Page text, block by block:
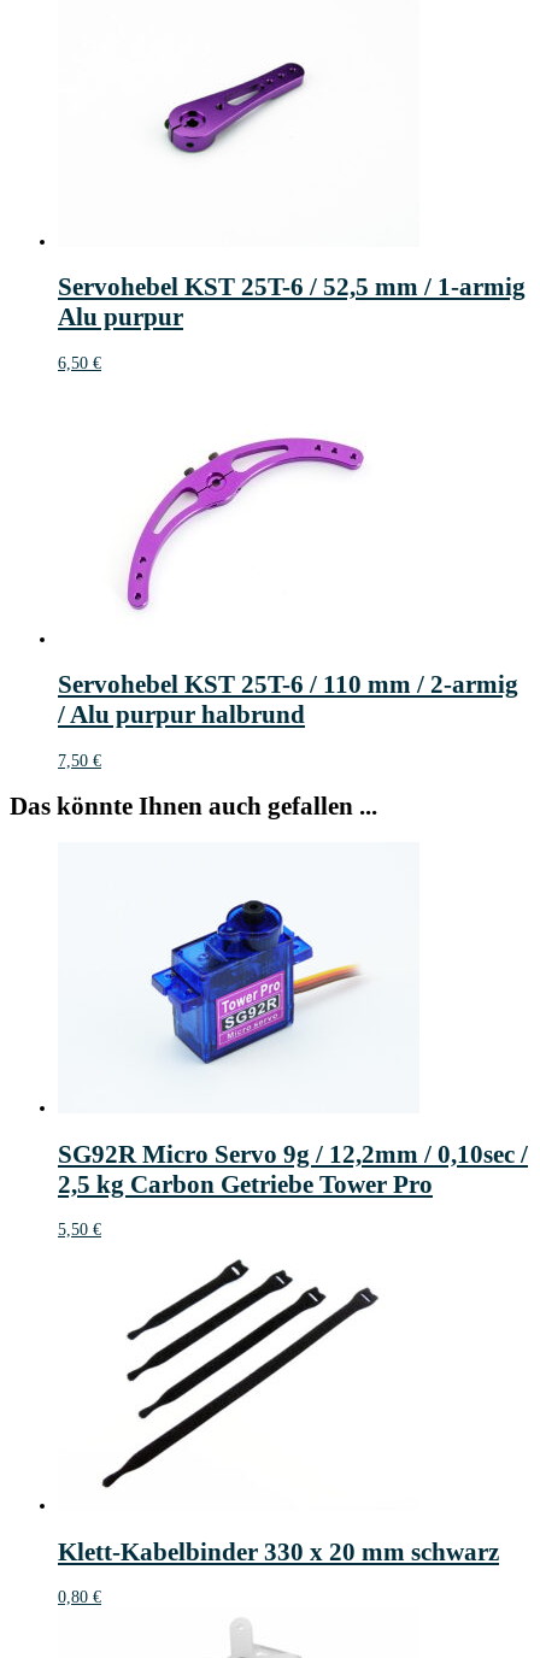
Servohebel KST 25T-6 / 52,5 mm / 1-armig
Alu purpur
6,50 €
Servohebel KST 25T-6 / 110 mm / 2-armig
/ Alu purpur halbrund
7,50 €
Das könnte Ihnen auch gefallen ...
SG92R Micro Servo 9g / 12,2mm / 0,10sec /
2,5 kg Carbon Getriebe Tower Pro
5,50 €
Klett-Kabelbinder 330 x 20 mm schwarz
0,80 €